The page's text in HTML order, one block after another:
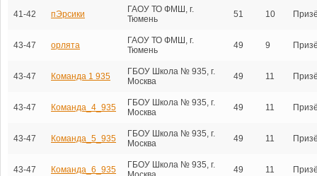
41-42 пЭрсики
ГАОУ ТО ФМШ, г.
Тюмень
51 10
43-47 орлята
ГАОУ ТО ФМШ, г.
Тюмень
49 9
43-47 Команда 1 935
ГБОУ Школа № 935, г.
Москва
49 11
43-47 Команда_4_935
ГБОУ Школа № 935, г.
Москва
49 11
43-47 Команда_5_935
ГБОУ Школа № 935, г.
Москва
49 11
43-47 Команда_6_935
ГБОУ Школа № 935, г.
49 11